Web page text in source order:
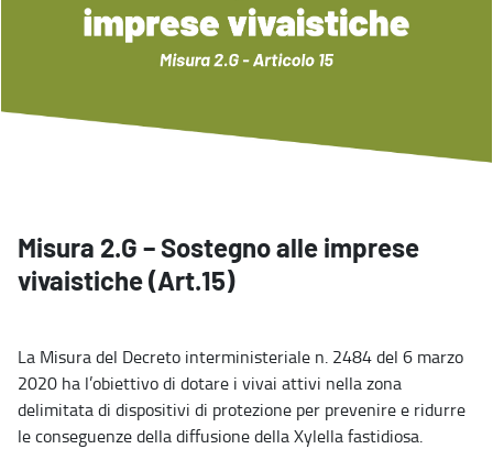
Misura 2.G – Sostegno alle imprese
vivaistiche (Art.15)
La Misura del Decreto interministeriale n. 2484 del 6 marzo
2020 ha l’obiettivo di dotare i vivai attivi nella zona
delimitata di dispositivi di protezione per prevenire e ridurre
le conseguenze della diffusione della Xylella fastidiosa.